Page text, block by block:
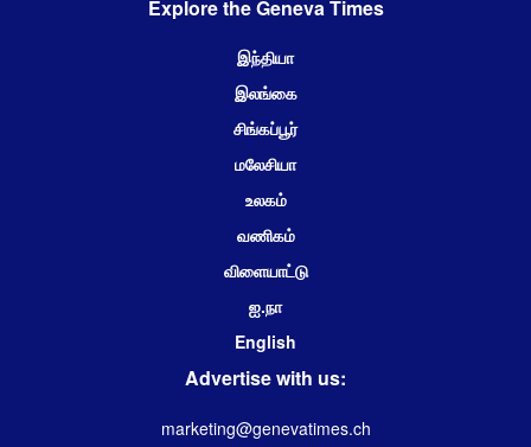
Explore the Geneva Times
இந்தியா
இலங்கை
சிங்கப்பூர்
மலேசியா
உலகம்
வணிகம்
விளையாட்டு
ஐ.நா
English
Advertise with us:
marketing@genevatimes.ch